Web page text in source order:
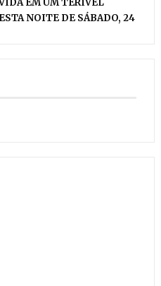
EM UM TERÍVEL
NOITE DE SÁBADO, 24